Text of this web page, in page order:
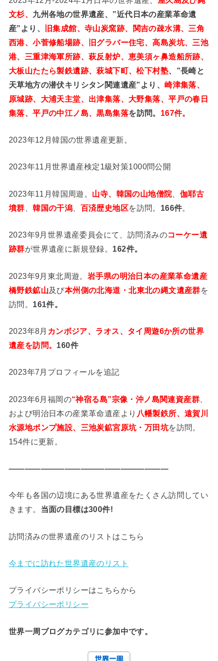
文杉、 九州各地の世界遺産、”近代日本の産業革命遺
産”より、
旧集成館、寺山炭窯跡、関吉の疎水溝、三角
西港、小菅修船場跡、旧グラバー住宅、高島炭坑、三池
港、三重津海軍所跡、萩反射炉、恵美須ヶ鼻造船所跡、
大板山たたら製鉄遺跡、萩城下町、松下村塾、”長崎と
天草地方の潜伏キリシタン関連遺産”より、崎津集落、
原城跡、大浦天主堂、出津集落、大野集落、平戸の春日
集落、平戸の中江ノ島、黒島集落を訪問。 167件。
2023年12月韓国の世界遺産更新。
2023年11月世界遺産検定1級対策1000問公開
2023年11月韓国周遊。 山寺、韓国の山地僧院、 伽耶古
墳群 、韓国の干潟 百済歴史地区を訪問。 166件。
2023年9月世界遺産委員会にて、訪問済みのコーケー遺
跡群が世界遺産に新規登録。 162件。
2023年9月東北周遊。 岩手県の明治日本の産業革命遺産
橋野鉄鉱山及び本州側の北海道・北東北の縄文遺産群を
訪問。 161件。
2023年8月 カンボジア、ラオス、タイ周遊6か所の世界
遺産を訪問。 160件
2023年7月プロフィールを追記
2023年6月福岡の“神宿る島”宗像・沖ノ島関連資産群
および明治日本の産業革命遺産より 八幡製鉄所、遠賀川
水源地ポンプ施設、三池炭鉱宮原坑・万田坑を訪問。
154件に更新。
————————————————————
今年も各国の辺境にある世界遺産をたくさん訪問してい
きます。 当面の目標は300件!
訪問済みの世界遺産のリストはこちら
今までに訪れた世界遺産のリスト
プライバシーポリシーはこちらから
プライバシーポリシー
世界一周ブログカテゴリに参加中です。